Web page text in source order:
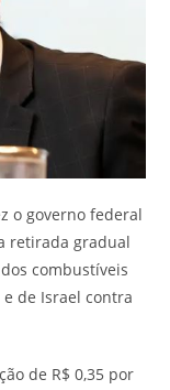
o governo federal
retirada gradual
combustíveis
de Israel contra
de R$ 0,35 por